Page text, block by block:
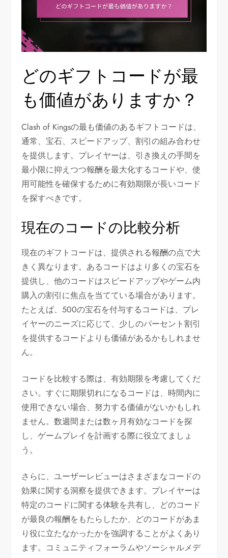
どのギフトコードが最
も価値がありますか？
Clash of Kingsの最も価値のあるギフトコードは、
通常、宝石、スピードアップ、割引の組み合わせ
を提供します。プレイヤーは、引き換えの手間を
最小限に抑えつつ報酬を最大化するコードや、使
用可能性を確保するために有効期限が長いコード
を探すべきです。
現在のコードの比較分析
現在のギフトコードは、提供される報酬の点で大
きく異なります。あるコードはより多くの宝石を
提供し、他のコードはスピードアップやゲーム内
購入の割引に焦点を当てている場合があります。
たとえば、500の宝石を付与するコードは、プレ
イヤーのニーズに応じて、少しのパーセント割引
を提供するコードよりも価値があるかもしれませ
ん。
コードを比較する際は、有効期限を考慮してくだ
さい。すぐに期限切れになるコードは、時間内に
使用できない場合、努力する価値がないかもしれ
ません。数週間または数ヶ月有効なコードを探
し、ゲームプレイを計画する際に役立てましょ
う。
さらに、ユーザーレビューはさまざまなコードの
効果に関する洞察を提供できます。プレイヤーは
特定のコードに関する体験を共有し、どのコード
が最良の報酬をもたらしたか、どのコードがあま
り役に立たなかったかを強調することがよくあり
ます。コミュニティフォーラムやソーシャルメデ